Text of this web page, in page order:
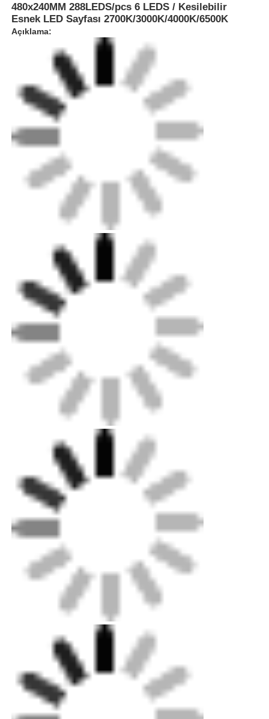
Ana sayfa
Hakkımızda
Fabrika turu
Kalite kontrol
Bize ulaşın
Tüm servis talepleri
Teklif isteği
Neon şeridi ışığı
480x240MM 288LEDS/pcs 6 LEDS / Kesilebilir
Esnek LED Sayfası 2700K/3000K/4000K/6500K
Açıklama: